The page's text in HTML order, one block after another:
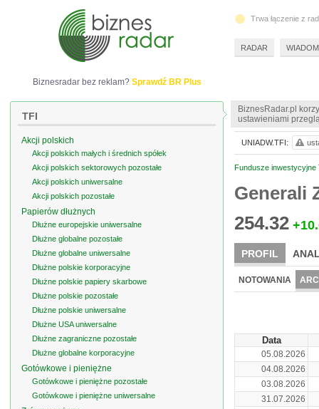
BiznesRadar.pl
ustawieniami
Fundusze inwestycyjne
Generali
254.32
PROFIL
NOTOWANIA
Data
05.08.2026
04.08.2026
03.08.2026
31.07.2026
UNIADW.TFI:
Biznesradar bez reklam? Sprawdź BR Plus
TFI
Akcji polskich
Akcji polskich małych i średnich spółek
Akcji polskich sektorowych pozostałe
Akcji polskich uniwersalne
Akcji polskich pozostałe
Papierów dłużnych
Dłużne europejskie uniwersalne
Dłużne globalne pozostałe
Dłużne globalne uniwersalne
Dłużne polskie korporacyjne
Dłużne polskie papiery skarbowe
Dłużne polskie pozostałe
Dłużne polskie uniwersalne
Dłużne USA uniwersalne
Dłużne zagraniczne pozostałe
Dłużne globalne korporacyjne
Gotówkowe i pieniężne
Gotówkowe i pieniężne pozostałe
Gotówkowe i pieniężne uniwersalne
Trwa łączenie z
RADAR